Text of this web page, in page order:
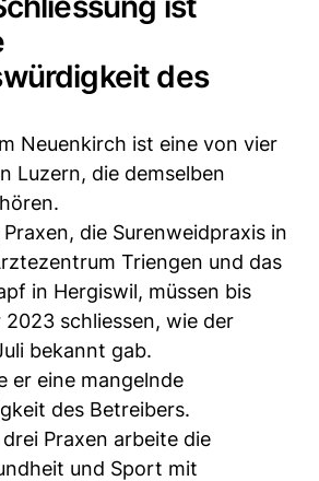
des
Neuenkirch ist eine von vier
Luzern, die demselben
die Surenweidpraxis in
Triengen und das
in Hergiswil, müssen bis
2023 schliessen, wie der
bekannt gab.
er eine mangelnde
des Betreibers.
Praxen arbeite die
und Sport mit